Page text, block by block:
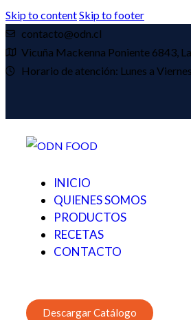
Skip to contentSkip to footer
contacto@odn.cl
Vicuña Mackenna Poniente 6843,
Horario de atención: Lunes a
INICIO
QUIENES SOMOS
PRODUCTOS
RECETAS
CONTACTO
Descargar Catálogo